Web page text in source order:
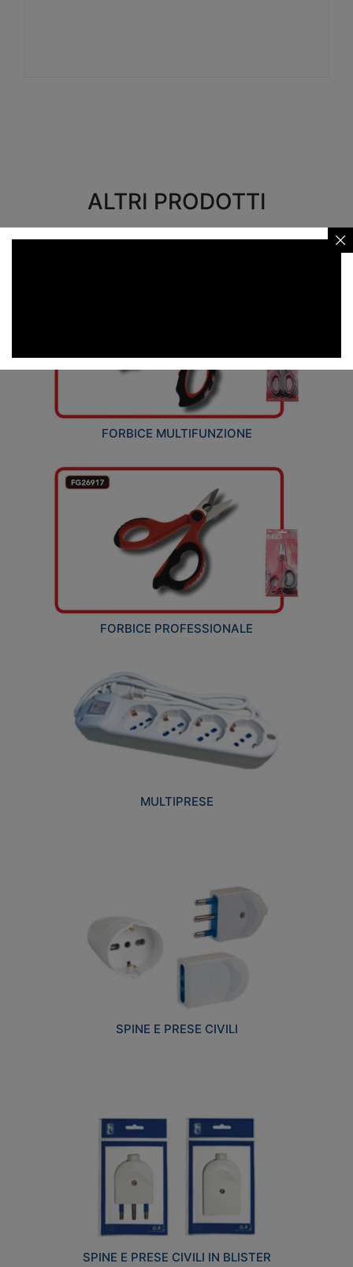
ALTRI PRODOTTI
FORBICE MULTIFUNZIONE
FORBICE PROFESSIONALE
MULTIPRESE
SPINE E PRESE CIVILI
SPINE E PRESE CIVILI IN BLISTER